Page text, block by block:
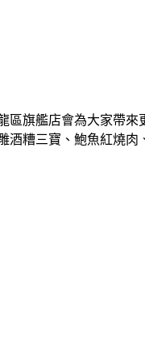
區旗艦店會為大家帶
酒糟三寶、鮑魚紅燒肉